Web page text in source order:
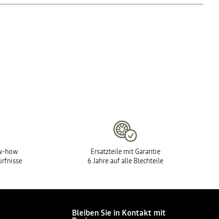
how
Ersatzteile mit Garantie
6 Jahre auf alle Blechteile
Bleiben Sie in Kontakt mit